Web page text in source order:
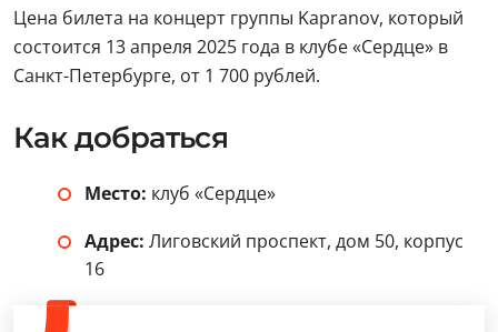
Цена билета на концерт группы Kapranov, который
состоится 13 апреля 2025 года в клубе «Сердце» в
Санкт-Петербурге, от 1 700 рублей.
Как добраться
Место: клуб «Сердце»
Адрес: Лиговский проспект, дом 50, корпус
16